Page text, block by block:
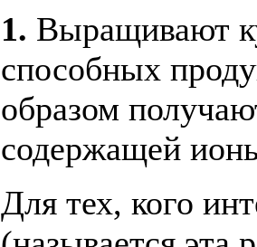
1. Выращивают
способных
образом
содержащей
Для тех, кого